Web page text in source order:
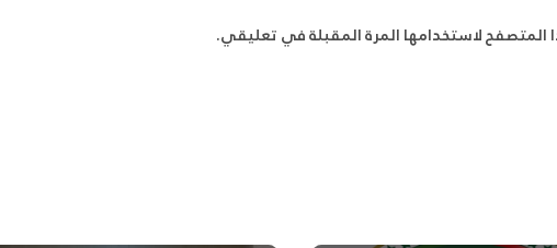
المتصفح لاستخدامها المرة المقبلة في تعليقي.